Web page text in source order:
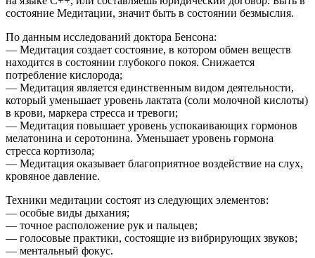
состояние Медитации, значит быть в состоянии безмыслия.
По данным исследований доктора Бенсона:
— Медитация создает состояние, в котором обмен веществ
находится в состоянии глубокого покоя. Снижается
потребление кислорода;
— Медитация является единственным видом деятельности,
который уменьшает уровень лактата (соли молочной кислоты)
в крови, маркера стресса и тревоги;
— Медитация повышает уровень успокаивающих гормонов
мелатонина и серотонина. Уменьшает уровень гормона
стресса кортизола;
— Медитация оказывает благоприятное воздействие на слух,
кровяное давление.
Техники медитации состоят из следующих элементов:
— особые виды дыхания;
— точное расположение рук и пальцев;
— голосовые практики, состоящие из вибрирующих звуков;
— ментальный фокус.